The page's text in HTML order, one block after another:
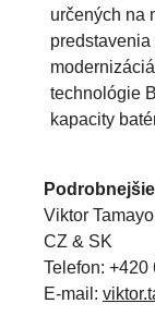
určených na
technológie
kapacity
Viktor
CZ & SK
Telefon: +420
E-mail: